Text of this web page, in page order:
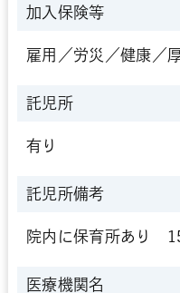
加入保険等
雇用／労災／健康／
託児所
有り
託児所備考
院内に保育所あり
医療機関名